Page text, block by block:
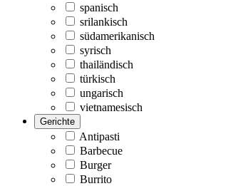
spanisch
srilankisch
südamerikanisch
syrisch
thailändisch
türkisch
ungarisch
vietnamesisch
Gerichte
Antipasti
Barbecue
Burger
Burrito